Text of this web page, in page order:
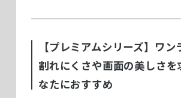
【プレミアムシリーズ】ワ
割れにくさや画面の美しさを
なたにおすすめ